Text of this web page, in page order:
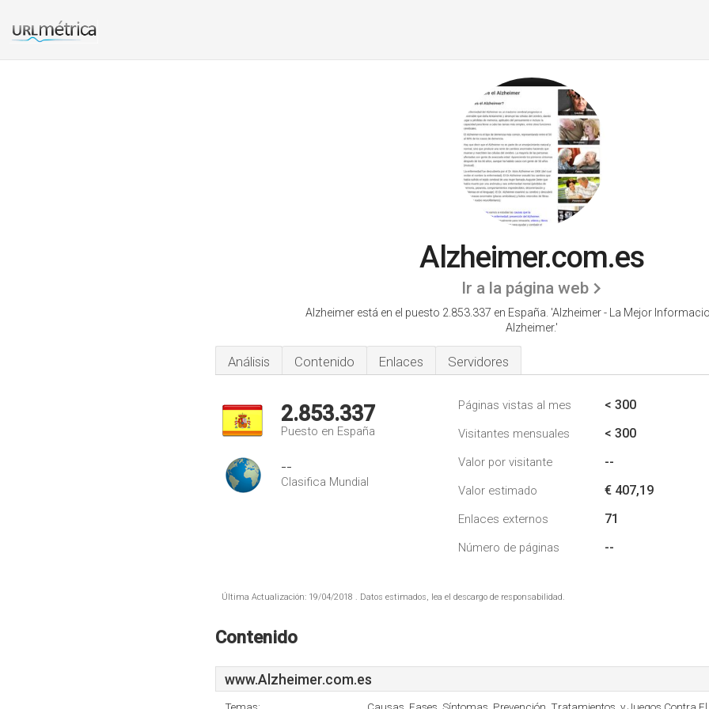
Alzheimer.com.es
Ir a la página web
Alzheimer está en el puesto 2.853.337 en España. 'Alzheimer - La Mejor
Alzheimer.'
Análisis Contenido Enlaces Servidores
2.853.337
Puesto en España
--
Clasifica Mundial
Páginas vistas al mes < 300
Visitantes mensuales < 300
Valor por visitante --
Valor estimado € 407,19
Enlaces externos 71
Número de páginas --
Última Actualización: 19/04/2018 . Datos estimados, lea el descargo de responsabilidad.
Contenido
www.Alzheimer.com.es